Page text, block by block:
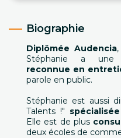
Biographie
Diplômée Audencia,
Stéphanie a une
reconnue en
parole en public.
Stéphanie est aussi
Talents !"
Elle est de plus
deux écoles de